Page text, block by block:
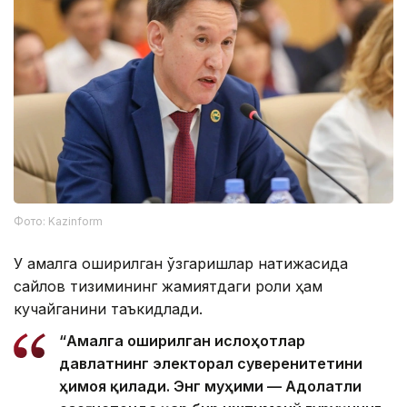
Фото: Kazinform
У амалга оширилган ўзгаришлар натижасида
сайлов тизимининг жамиятдаги роли ҳам
кучайганини таъкидлади.
“Амалга оширилган ислоҳотлар
давлатнинг электорал суверенитетини
ҳимоя қилади. Энг муҳими — Адолатли